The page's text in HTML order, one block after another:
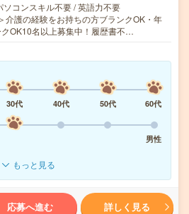
ソコンスキル不要 / 英語力不要
介護の経験をお持ちの方ブランクOK・年
OK10名以上募集中！履歴書不…
30代 40代 50代
60代
男性
もっと見る
応募へ進む 詳しく見る